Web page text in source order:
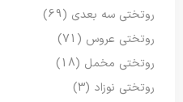
روتختی سه بعدی (69)
روتختی عروس (71)
روتختی مخمل (18)
روتختی نوزاد (3)